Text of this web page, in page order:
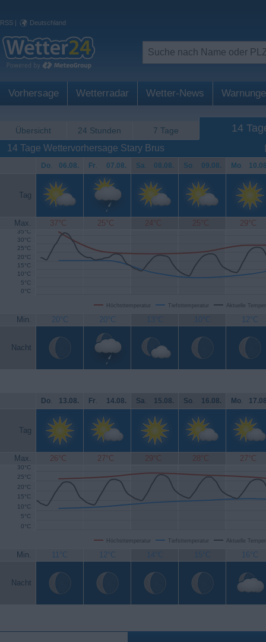
RSS | Deutschland
Vorhersage Wetterradar Wetter-News
Übersicht 24 Stunden 7 Tage 14
14 Tage Wettervorhersage Stary Brus
Do. 06.08. Fr. 07.08. Sa. 08.08. So. 09.08. Mo.
Tag
Max. 37°C 25°C 24°C 25°C 29°C
Höchsttemperatur Tiefsttemperatur Aktuelle
0°C
5°C
10°C
15°C
20°C
25°C
30°C
35°C
Min. 20°C 20°C 13°C 10°C 12°C
Nacht
Do. 13.08. Fr. 14.08. Sa. 15.08. So. 16.08. Mo.
Tag
Max. 26°C 27°C 29°C 28°C 27°C
Höchsttemperatur Tiefsttemperatur Aktuelle
0°C
5°C
10°C
15°C
20°C
25°C
30°C
Min. 11°C 12°C 14°C 15°C 16°C
Nacht